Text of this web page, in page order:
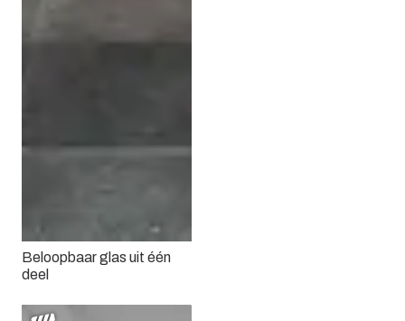
Beloopbaar glas uit één
deel